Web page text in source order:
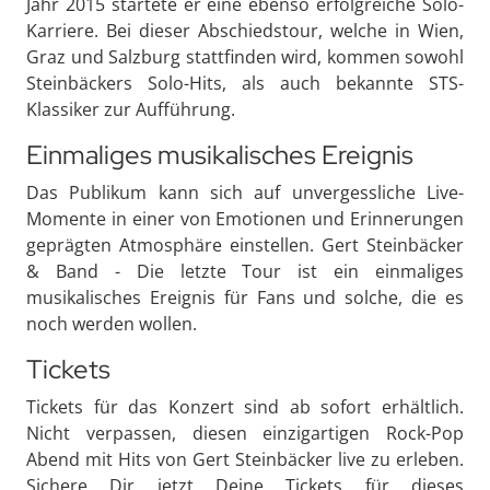
Karriere. Bei dieser Abschiedstour, welche in Wien,
Graz und Salzburg stattfinden wird, kommen sowohl
Steinbäckers Solo-Hits, als auch bekannte STS-
Klassiker zur Aufführung.
Einmaliges musikalisches Ereignis
Das Publikum kann sich auf unvergessliche Live-
Momente in einer von Emotionen und Erinnerungen
geprägten Atmosphäre einstellen. Gert Steinbäcker
& Band - Die letzte Tour ist ein einmaliges
musikalisches Ereignis für Fans und solche, die es
noch werden wollen.
Tickets
Tickets für das Konzert sind ab sofort erhältlich.
Nicht verpassen, diesen einzigartigen Rock-Pop
Abend mit Hits von Gert Steinbäcker live zu erleben.
Sichere Dir jetzt Deine Tickets für dieses